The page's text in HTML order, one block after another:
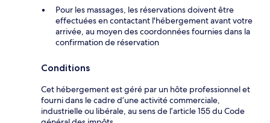
Pour les massages, les réservations doivent être
effectuées en contactant l'hébergement avant votre
arrivée, au moyen des coordonnées fournies dans la
confirmation de réservation
Conditions
Cet hébergement est géré par un hôte professionnel et
fourni dans le cadre d’une activité commerciale,
industrielle ou libérale, au sens de l’article 155 du Code